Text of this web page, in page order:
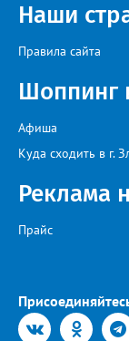
Наши
Правила сайта
Шоппинг
Афиша
Куда сходить в г.
Реклама
Прайс